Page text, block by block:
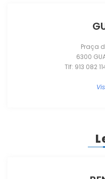
Praça
6300
Tlf: 913 082